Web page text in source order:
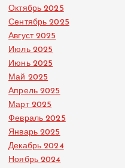
Октябрь 2025
Сентябрь 2025
Август 2025
Июль 2025
Июнь 2025
Май 2025
Апрель 2025
Март 2025
Февраль 2025
Январь 2025
Декабрь 2024
Ноябрь 2024